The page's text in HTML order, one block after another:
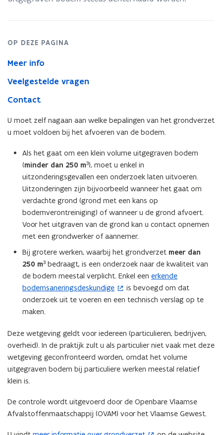
OP DEZE PAGINA
Meer info
Veelgestelde vragen
Contact
U moet zelf nagaan aan welke bepalingen van het grondverzet
u moet voldoen bij het afvoeren van de bodem.
Als het gaat om een klein volume uitgegraven bodem
(minder dan 250 m³), moet u enkel in
uitzonderingsgevallen een onderzoek laten uitvoeren.
Uitzonderingen zijn bijvoorbeeld wanneer het gaat om
verdachte grond (grond met een kans op
bodemverontreiniging) of wanneer u de grond afvoert.
Voor het uitgraven van de grond kan u contact opnemen
met een grondwerker of aannemer.
Bij grotere werken, waarbij het grondverzet meer dan
250 m³ bedraagt, is een onderzoek naar de kwaliteit van
de bodem meestal verplicht. Enkel een erkende
bodemsaneringsdeskundige
(
o
p
t
i
n
n
u
w
v
is bevoegd om dat
onderzoek uit te voeren en een technisch verslag op te
maken.
Deze wetgeving geldt voor iedereen (particulieren, bedrijven,
overheid). In de praktijk zult u als particulier niet vaak met deze
wetgeving geconfronteerd worden, omdat het volume
uitgegraven bodem bij particuliere werken meestal relatief
klein is.
De controle wordt uitgevoerd door de Openbare Vlaamse
Afvalstoffenmaatschappij (OVAM) voor het Vlaamse Gewest.